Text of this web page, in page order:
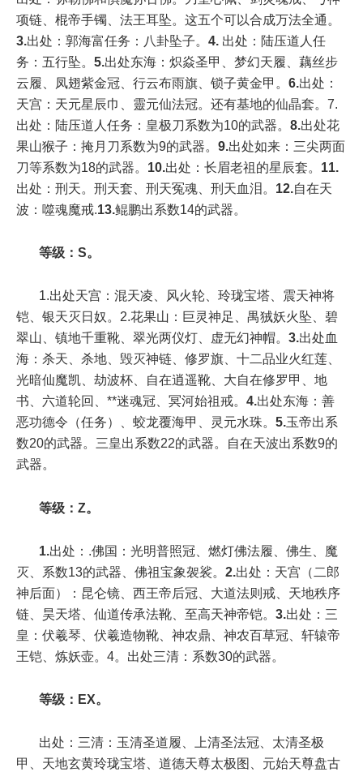
项链、棍帝手镯、法王耳坠。这五个可以合成万法全通。
3.出处：郭海富任务 ：八卦坠子。 4. 出处：陆压道人任
务 ：五行坠。 5.出处东海：炽焱圣甲、梦幻天履、藕丝步
云履、凤翅紫金冠、行云布雨旗、锁子黄金甲。 6.出处：
天宫：天元星辰巾、靈元仙法冠。还有基地的仙晶套。 7.
出处：陆压道人任务 ：皇极刀系数为10的武器。 8.出处花
果山猴子：掩月刀系数为9的武器。 9.出处如来：三尖两面
刀等系数为18的武器。 10.出处：长眉老祖的星辰套。 11.
出处：刑天。刑天套、刑天冤魂、刑天血泪。 12.自在天
波：噬魂魔戒.13.鲲鹏出系数14的武器。
等级： S。
1.出处天宫：混天凌、风火轮、玲珑宝塔、震天神将
铠、银天灭日奴。 2.花果山：巨灵神足、禺狨妖火坠、碧
翠山、镇地千重靴、翠光两仪灯、虚无幻神帽。 3.出处血
海：杀天、杀地、毁灭神链、修罗旗、十二品业火红莲、
光暗仙魔凯、劫波杯、自在逍遥靴、大自在修罗甲、地
书、六道轮回、**迷魂冠、冥河始祖戒。 4.出处东海：善
恶功德令（任务）、蛟龙覆海甲、灵元水珠。 5.玉帝出系
数20的武器。三皇出系数22的武器。自在天波出系数9的
武器。
等级： Z。
1.出处： .佛国：光明普照冠、燃灯佛法履、佛生、魔
灭、系数13的武器、佛祖宝象袈裟。 2.出处：天宫（二郎
神后面）：昆仑镜、西王帝后冠、大道法则戒、天地秩序
链、昊天塔、仙道传承法靴、至高天神帝铠。 3.出处：三
皇：伏羲琴、伏羲造物靴、神农鼎、神农百草冠、轩辕帝
王铠、炼妖壶。 4。出处三清：系数30的武器。
等级： EX。
出处：三清：玉清圣道履、上清圣法冠、太清圣极
甲、天地玄黄玲珑宝塔、道德天尊太极图、元始天尊盘古